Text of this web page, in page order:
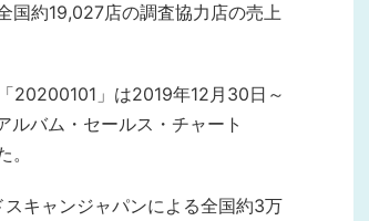
国約19,027店の調査協力店の売上
20200101」は2019年12月30日～
バム・セールス・チャート
キャンジャパンによる全国約3万